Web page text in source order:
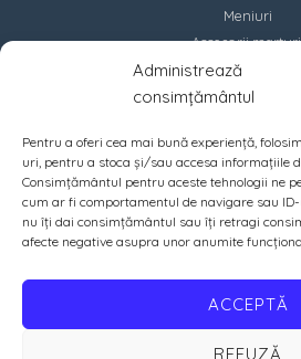
Administrează
consimțământul
Pentru a oferi cea mai bună experiență,
uri, pentru a stoca și/sau accesa informațiile
Consimțământul pentru aceste tehnologii ne
cum ar fi comportamentul de navigare sau
nu îți dai consimțământul sau îți retragi
afecte negative asupra unor anumite
ACCEPTĂ
REFUZĂ
Meniuri
Accesorii
Contact